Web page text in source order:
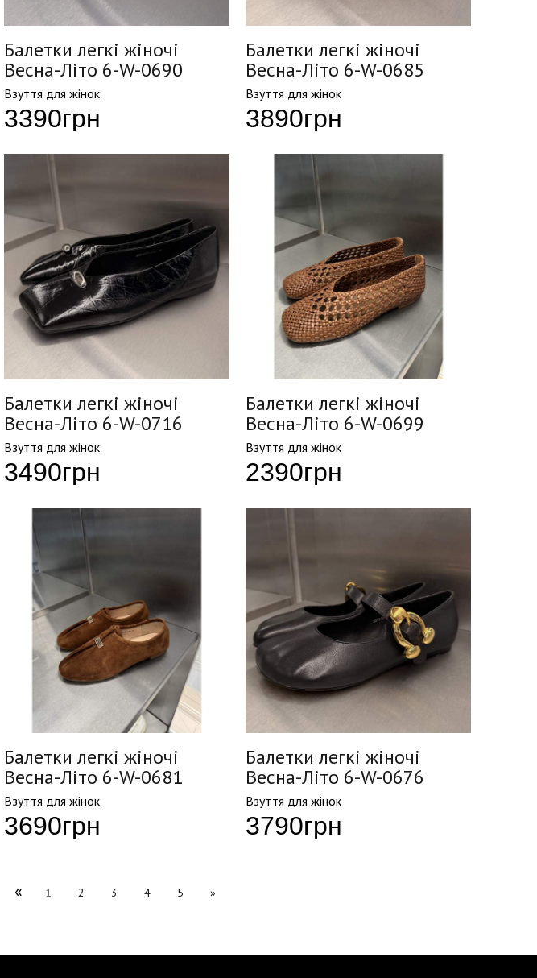
Балетки легкі жіночі
Весна-Літо 6-W-0690
Взуття для жінок
3390грн
Балетки легкі жіночі
Весна-Літо 6-W-0685
Взуття для жінок
3890грн
Балетки легкі жіночі
Весна-Літо 6-W-0716
Взуття для жінок
3490грн
Балетки легкі жіночі
Весна-Літо 6-W-0699
Взуття для жінок
2390грн
Балетки легкі жіночі
Весна-Літо 6-W-0681
Взуття для жінок
3690грн
Балетки легкі жіночі
Весна-Літо 6-W-0676
Взуття для жінок
3790грн
« 1 2 3 4 5 »